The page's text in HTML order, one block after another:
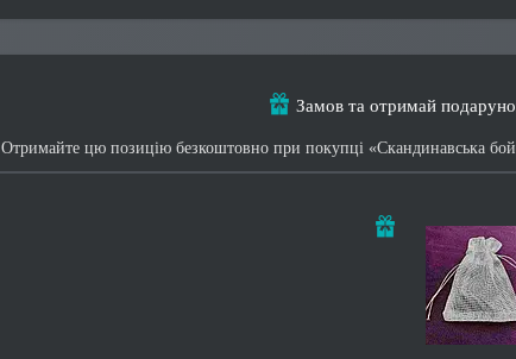
Замов та отримай
Отримайте цю позицію безкоштовно при покупці «Скандинавська